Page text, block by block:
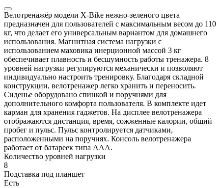
Велотренажёр модели X-Bike нежно-зеленого цвета
предназначен для пользователей с максимальным весом до 110
кг, что делает его универсальным вариантом для домашнего
использования. Магнитная система нагрузки с
использованием маховика инерционной массой 3 кг
обеспечивает плавность и бесшумность работы тренажера. 8
уровней нагрузки регулируются механически и позволяют
индивидуально настроить тренировку. Благодаря складной
конструкции, велотренажер легко хранить и переносить.
Сиденье оборудовано спинкой и поручнями для
дополнительного комфорта пользователя. В комплекте идет
карман для хранения гаджетов. На дисплее велотренажера
отображаются дистанция, время, сожженные калории, общий
пробег и пульс. Пульс контролируется датчиками,
расположенными на поручнях. Консоль велотренажера
работает от батареек типа AAA.
Количество уровней нагрузки
8
Подставка под планшет
Есть